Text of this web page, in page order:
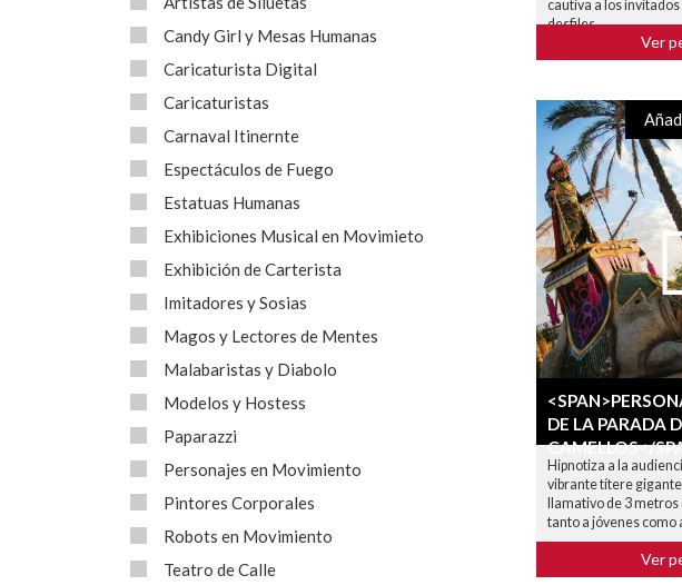
Candy Girl y Mesas Humanas
Caricaturista Digital
Caricaturistas
Carnaval Itinernte
Espectáculos de Fuego
Estatuas Humanas
Exhibiciones Musical en Movimieto
Exhibición de Carterista
Imitadores y Sosias
Magos y Lectores de Mentes
Malabaristas y Diabolo
Modelos y Hostess
Paparazzi
Personajes en Movimiento
Pintores Corporales
Robots en Movimiento
Teatro de Calle
cautiva a los
desfiles.
Ver
DE LA PARADA
CAMELLOS</
Hipnotiza a la
vibrante títere
llamativo de 3
tanto a jóvenes como
Ver